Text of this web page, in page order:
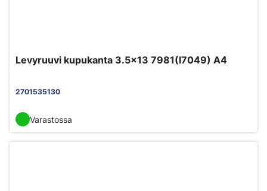
Levyruuvi kupukanta 3.5x13 7981(I7049) A4
2701535130
Varastossa